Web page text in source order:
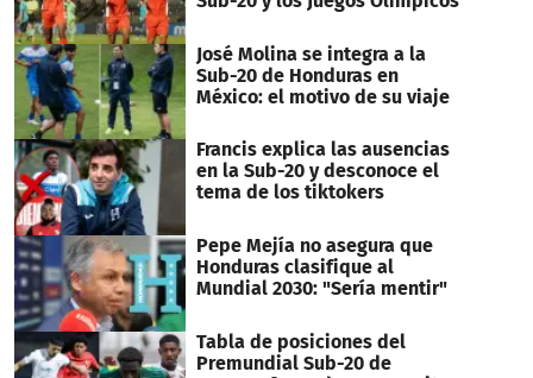
José Molina se integra a la
Sub-20 de Honduras en
México: el motivo de su viaje
Francis explica las ausencias
en la Sub-20 y desconoce el
tema de los tiktokers
Pepe Mejía no asegura que
Honduras clasifique al
Mundial 2030: "Sería mentir"
Tabla de posiciones del
Premundial Sub-20 de